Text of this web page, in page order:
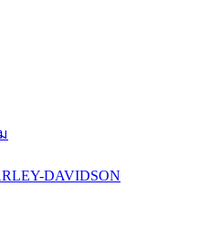
DAVIDSON